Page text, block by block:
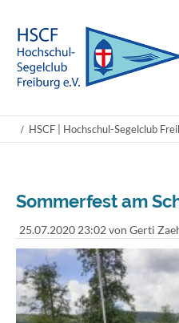
HSCF | Hochschul-Segelclub
Sommerfest am
25.07.2020 23:02von Gerti